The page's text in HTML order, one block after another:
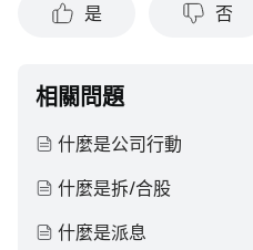
是 否
相關問題
什麼是公司行動
什麼是拆/合股
什麼是派息